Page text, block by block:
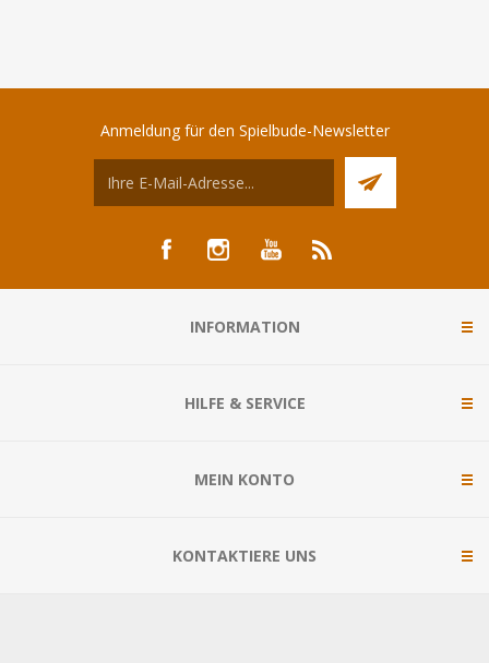
Anmeldung für den Spielbude-Newsletter
INFORMATION
HILFE & SERVICE
MEIN KONTO
KONTAKTIERE UNS